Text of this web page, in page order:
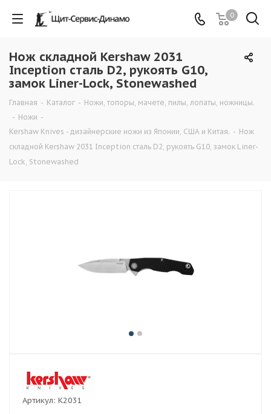
0
Нож складной Kershaw 2031
Inception сталь D2, рукоять G10,
замок Liner-Lock, Stonewashed
Главная - Каталог - Ножи, топоры, мачете, пилы, лопаты, ножницы.
- Ножи -
Kershaw Knives - дизайнерские ножи из Японии, США и Китая. - Нож
складной Kershaw 2031 Inception сталь D2, рукоять G10, замок Liner-
Lock, Stonewashed
Артикул: K2031